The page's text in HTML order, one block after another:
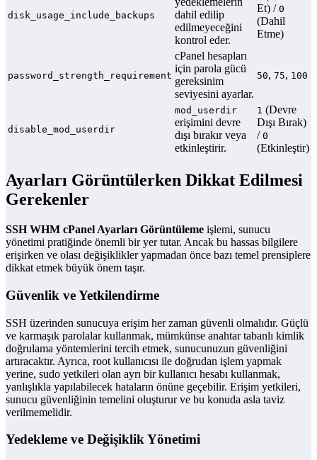
disk_usage_include_backups
dahil edilip
edilmeyeceğini
kontrol eder.
Et) / 0
(Dahil
Etme)
password_strength_requirement
cPanel hesapları
için parola gücü
gereksinim
seviyesini ayarlar.
50, 75, 100
disable_mod_userdir
mod_userdir
erişimini devre
dışı bırakır veya
etkinleştirir.
1 (Devre
Dışı Bırak)
/ 0
(Etkinleştir)
Ayarları Görüntülerken Dikkat Edilmesi
Gerekenler
SSH WHM cPanel Ayarları Görüntüleme işlemi, sunucu
yönetimi pratiğinde önemli bir yer tutar. Ancak bu hassas bilgilere
erişirken ve olası değişiklikler yapmadan önce bazı temel prensiplere
dikkat etmek büyük önem taşır.
Güvenlik ve Yetkilendirme
SSH üzerinden sunucuya erişim her zaman güvenli olmalıdır. Güçlü
ve karmaşık parolalar kullanmak, mümkünse anahtar tabanlı kimlik
doğrulama yöntemlerini tercih etmek, sunucunuzun güvenliğini
artıracaktır. Ayrıca, root kullanıcısı ile doğrudan işlem yapmak
yerine, sudo yetkileri olan ayrı bir kullanıcı hesabı kullanmak,
yanlışlıkla yapılabilecek hataların önüne geçebilir. Erişim yetkileri,
sunucu güvenliğinin temelini oluşturur ve bu konuda asla taviz
verilmemelidir.
Yedekleme ve Değişiklik Yönetimi